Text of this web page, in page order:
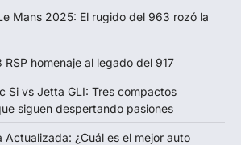
Mans 2025: El rugido del 963 rozó la
RSP homenaje al legado del 917
Si vs Jetta GLI: Tres compactos
siguen despertando pasiones
Actualizada: ¿Cuál es el mejor auto